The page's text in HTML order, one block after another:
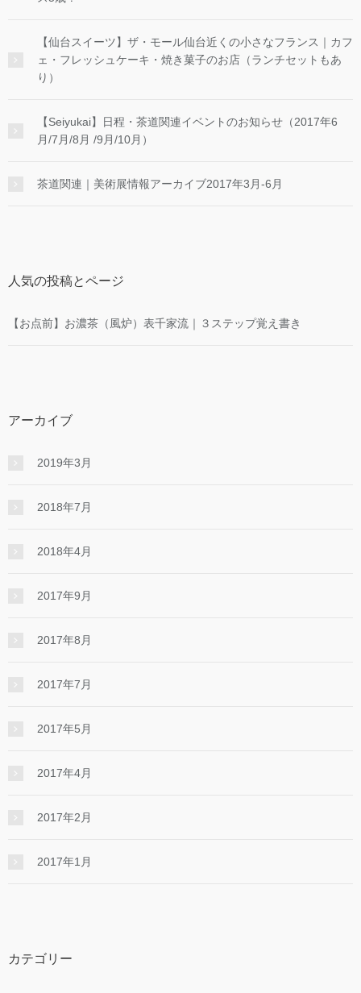
【仙台スイーツ】ザ・モール仙台近くの小さなフランス｜カフ
ェ・フレッシュケーキ・焼き菓子のお店（ランチセットもあ
り）
【Seiyukai】日程・茶道関連イベントのお知らせ（2017年6
月/7月/8月 /9月/10月）
茶道関連｜美術展情報アーカイブ2017年3月-6月
人気の投稿とページ
【お点前】お濃茶（風炉）表千家流｜３ステップ覚え書き
アーカイブ
2019年3月
2018年7月
2018年4月
2017年9月
2017年8月
2017年7月
2017年5月
2017年4月
2017年2月
2017年1月
カテゴリー